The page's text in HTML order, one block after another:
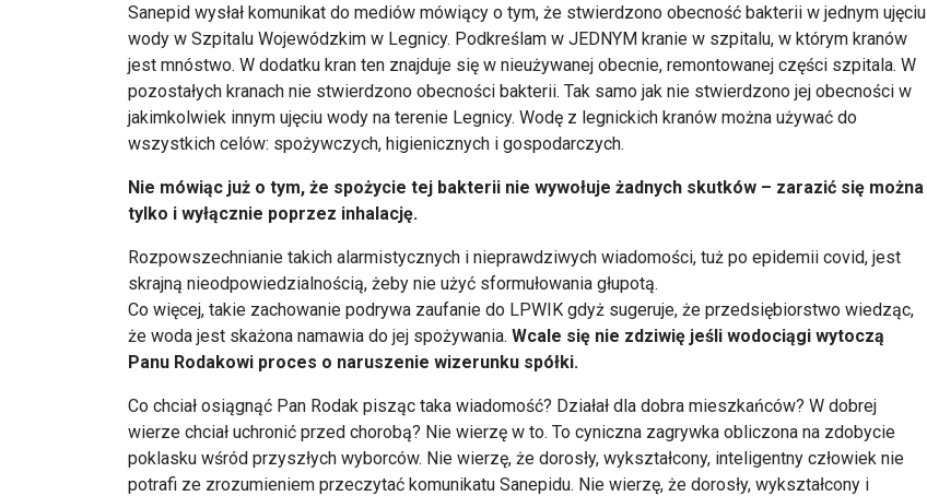
Sanepid wysłał komunikat do mediów mówiący o tym, że stwierdzono obecność bakterii w jednym ujęciu
wody w Szpitalu Wojewódzkim w Legnicy. Podkreślam w JEDNYM kranie w szpitalu, w którym kranów
jest mnóstwo. W dodatku kran ten znajduje się w nieużywanej obecnie, remontowanej części szpitala. W
pozostałych kranach nie stwierdzono obecności bakterii. Tak samo jak nie stwierdzono jej obecności w
jakimkolwiek innym ujęciu wody na terenie Legnicy. Wodę z legnickich kranów można używać do
wszystkich celów: spożywczych, higienicznych i gospodarczych.
Nie mówiąc już o tym, że spożycie tej bakterii nie wywołuje żadnych skutków – zarazić się można
tylko i wyłącznie poprzez inhalację.
Rozpowszechnianie takich alarmistycznych i nieprawdziwych wiadomości, tuż po epidemii covid, jest
skrajną nieodpowiedzialnością, żeby nie użyć sformułowania głupotą.
Co więcej, takie zachowanie podrywa zaufanie do LPWIK gdyż sugeruje, że przedsiębiorstwo wiedząc,
że woda jest skażona namawia do jej spożywania. Wcale się nie zdziwię jeśli wodociągi wytoczą
Panu Rodakowi proces o naruszenie wizerunku spółki.
Co chciał osiągnąć Pan Rodak pisząc taka wiadomość? Działał dla dobra mieszkańców? W dobrej
wierze chciał uchronić przed chorobą? Nie wierzę w to. To cyniczna zagrywka obliczona na zdobycie
poklasku wśród przyszłych wyborców. Nie wierzę, że dorosły, wykształcony, inteligentny człowiek nie
potrafi ze zrozumieniem przeczytać komunikatu Sanepidu. Nie wierzę, że dorosły, wykształcony i